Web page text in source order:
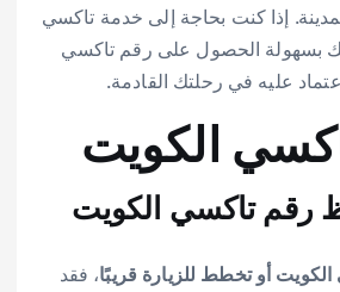
إذا كنت بحاجة إلى خدمة تاكسي
بسهولة الحصول على رقم تاكسي
عليه في رحلتك القادمة.
الكويت
رقم تاكسي الكويت
أو تخطط للزيارة قريبًا، فقد